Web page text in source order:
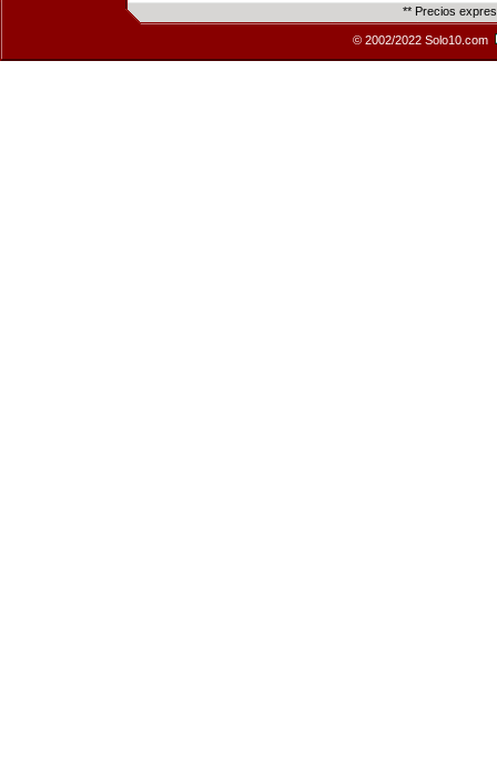
** Precios
© 2002/2022 Solo10.com